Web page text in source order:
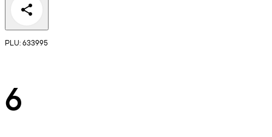
PLU: 633995
6